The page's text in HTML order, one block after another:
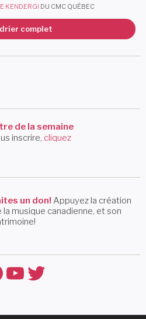
KENDERGI DU CMC QUÉBEC
complet
de la semaine
inscrire, cliquez
un don! Appuyez la création
la musique canadienne, et son
YouTube
Twitter